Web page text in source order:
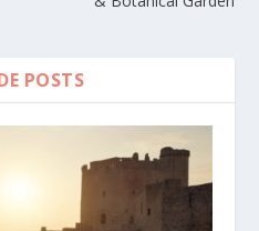
POSTS